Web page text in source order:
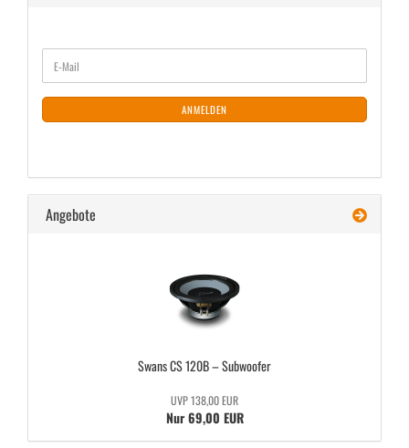
ZUR
NEWSLETTER-
ANMELDUNG
E-
Mail
ANMELDEN
Angebote
Swans CS 120B – Sub­woo­fer
UVP 138,00 EUR
Nur 69,00 EUR